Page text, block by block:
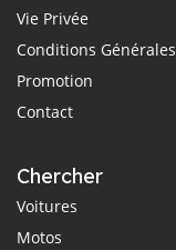
Vie Privée
Conditions Générales
Promotion
Contact
Chercher
Voitures
Motos